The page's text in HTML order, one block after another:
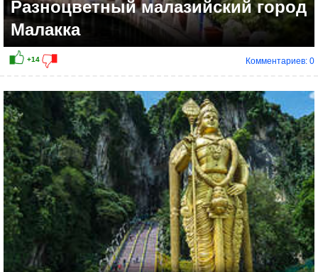
Разноцветный малазийский город
Малакка
Комментариев: 0